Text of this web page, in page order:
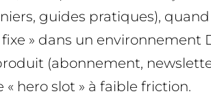
guides pratiques),
» dans un environnement
(abonnement,
« hero slot » à faible friction.